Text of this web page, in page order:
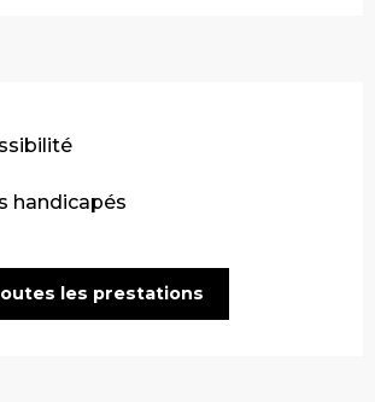
handicapés
les prestations